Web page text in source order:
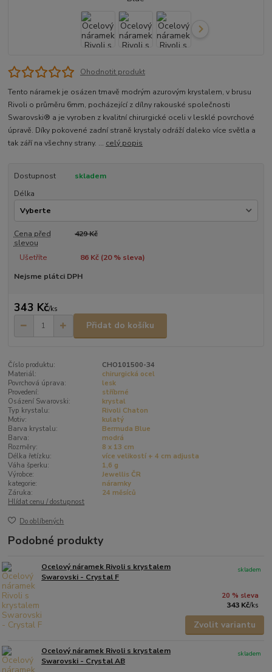
Ohodnotit produkt
Tento náramek je osázen tmavě modrým azurovým krystalem, v brusu
Rivoli o průměru 6mm, pocházející z dílny rakouské společnosti
Swarovski® a je vyroben z kvalitní chirurgické oceli v lesklé povrchové
úpravě. Díky pokovené zadní straně krystaly odráží daleko více světla a
tak září na všechny strany. ... celý popis
Dostupnost
skladem
Délka
Cena před
slevou
429 Kč
Ušetříte 86 Kč (20% sleva)
Nejsme plátci DPH
343 Kč/ks
Přidat do košíku
Číslo produktu:
CHO101500-34
Materiál:
chirurgická ocel
Povrchová úprava:
lesk
Provedení:
stříbrné
Osázení Swarovski:
krystal
Typ krystalu:
Rivoli Chaton
Motiv:
kulatý
Barva krystalu:
Bermuda Blue
Barva:
modrá
Rozměry:
8 x 13 cm
Délka řetízku:
více velikostí + 4 cm adjusta
Váha šperku:
1,6 g
Výrobce:
Jewellis ČR
kategorie:
náramky
Záruka:
24 měsíců
Hlídat cenu / dostupnost
Do oblíbených
Podobné produkty
Ocelový náramek Rivoli s krystalem
Swarovski - Crystal F
20 % sleva
343 Kč/ks
skladem
Zvolit variantu
Ocelový náramek Rivoli s krystalem
Swarovski - Crystal AB
skladem